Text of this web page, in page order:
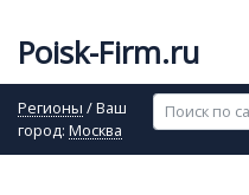
Poisk-Firm.ru
Регионы / Ваш
город: Москва